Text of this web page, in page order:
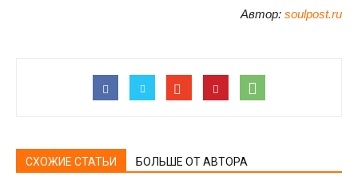
Автор: soulpost.ru
СХОЖИЕ СТАТЬИ БОЛЬШЕ ОТ АВТОРА